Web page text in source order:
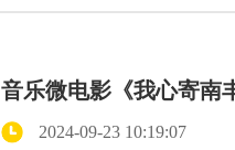
音乐微电影《我心寄南
2024-09-23 10:19:07